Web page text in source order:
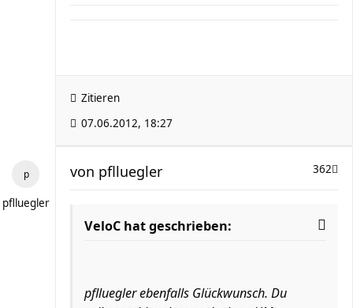
Zitieren
07.06.2012, 18:27
pflluegler
362
von pflluegler
VeloC hat geschrieben:
pflluegler ebenfalls Glückwunsch. Du